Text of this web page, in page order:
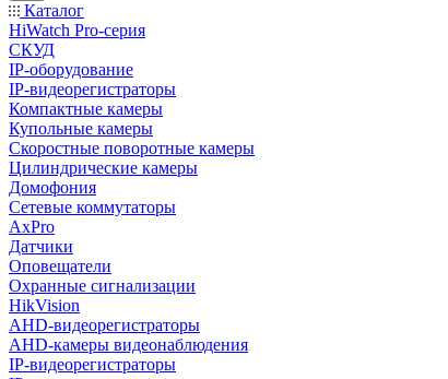
Каталог
HiWatch Pro-серия
CКУД
IP-оборудование
IP-видеорегистраторы
Компактные камеры
Купольные камеры
Скоростные поворотные камеры
Цилиндрические камеры
Домофония
Сетевые коммутаторы
AxPro
Датчики
Оповещатели
Охранные сигнализации
HikVision
AHD-видеорегистраторы
AHD-камеры видеонаблюдения
IP-видеорегистраторы